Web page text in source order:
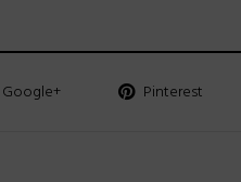
Google+ Pinterest